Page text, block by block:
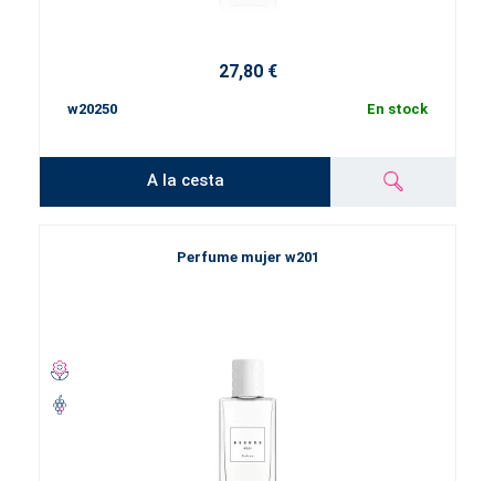
27,80 €
w20250 En stock
A la cesta
Perfume mujer w201